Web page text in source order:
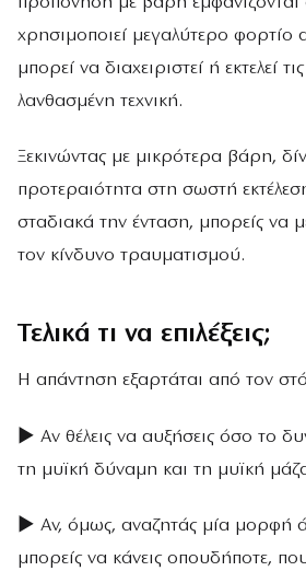
χρησιμοποιεί μεγαλύτερο φορτίο
μπορεί να διαχειριστεί ή εκτελεί
λανθασμένη τεχνική.
Ξεκινώντας με μικρότερα βάρη,
προτεραιότητα στη σωστή
σταδιακά την ένταση, μπορείς να
τον κίνδυνο τραυματισμού.
Τελικά τι να επιλέξεις;
Η απάντηση εξαρτάται από τον
► Αν θέλεις να αυξήσεις όσο το
τη μυϊκή δύναμη και τη μυϊκή
► Αν, όμως, αναζητάς μία μορφή
μπορείς να κάνεις οπουδήποτε,